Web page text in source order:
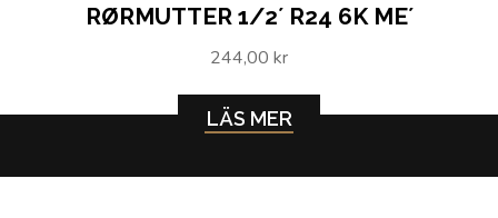
RØRMUTTER 1/2´ R24 6K ME´
244,00 kr
LÄS MER